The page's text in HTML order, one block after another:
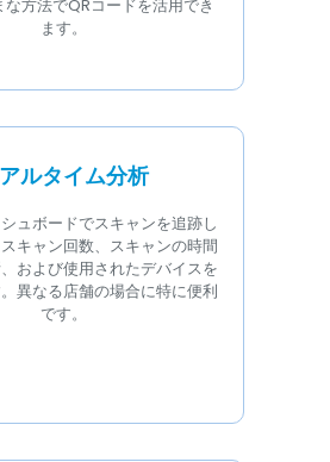
な方法でQRコードを活用でき
ます。
ルタイム分析
ュボードでスキャンを追跡し
キャン回数、スキャンの時間
および使用されたデバイスを
異なる店舗の場合に特に便利
です。